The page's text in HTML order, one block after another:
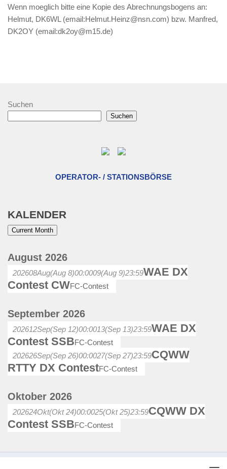
Wenn moeglich bitte eine Kopie des Abrechnungsbogens an:
Helmut, DK6WL (email:Helmut.Heinz@nsn.com) bzw. Manfred,
DK2OY (email:dk2oy@m15.de)
Suchen
Suchen
OPERATOR- / STATIONSBÖRSE
KALENDER
Current Month
August 2026
202608Aug(Aug 8)00:0009(Aug 9)23:59WAE DX
Contest CWFC-Contest
September 2026
202612Sep(Sep 12)00:0013(Sep 13)23:59WAE DX
Contest SSBFC-Contest
202626Sep(Sep 26)00:0027(Sep 27)23:59CQWW
RTTY DX ContestFC-Contest
Oktober 2026
202624Okt(Okt 24)00:0025(Okt 25)23:59CQWW DX
Contest SSBFC-Contest